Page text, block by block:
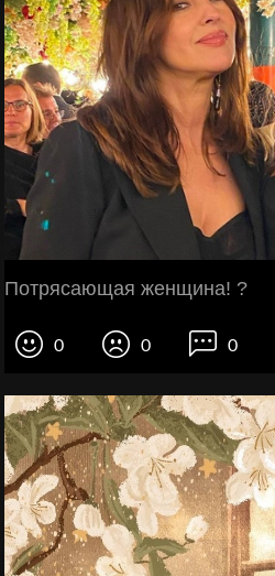
Потрясающая женщина! ?
0 0 0